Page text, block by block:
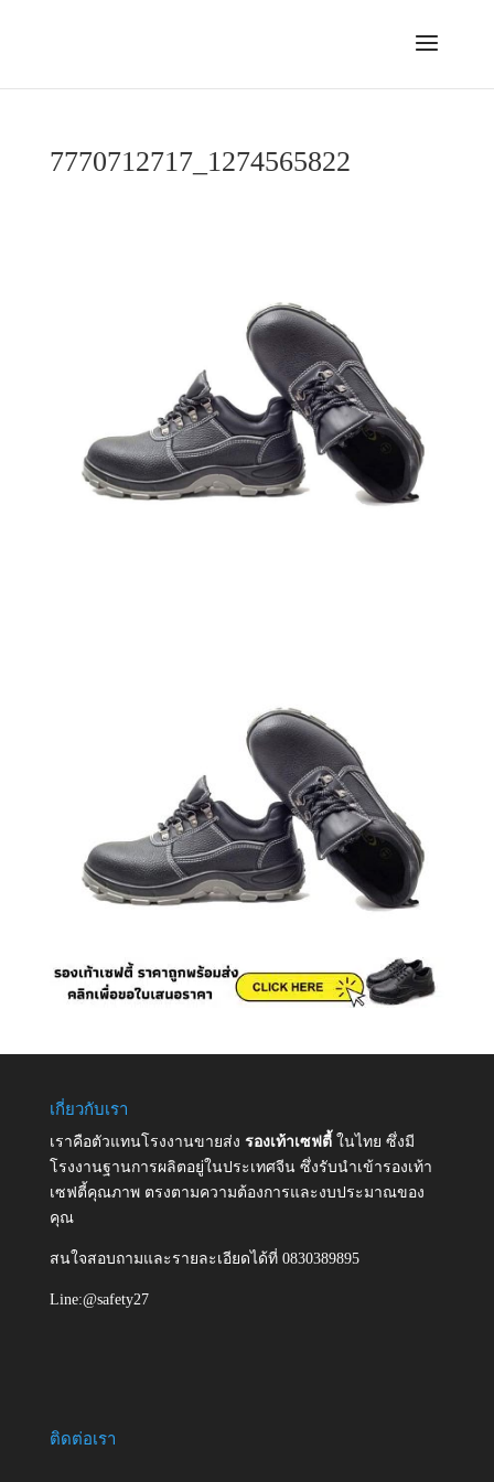
7770712717_1274565822
เกี่ยวกับเรา
เราคือตัวแทนโรงงานขายส่ง รองเท้าเซฟตี้ ในไทย ซึ่งมี
โรงงานฐานการผลิตอยู่ในประเทศจีน ซึ่งรับนำเข้ารองเท้า
เซฟตี้คุณภาพ ตรงตามความต้องการและงบประมาณของ
คุณ
สนใจสอบถามและรายละเอียดได้ที่ 0830389895
Line:@safety27
ติดต่อเรา